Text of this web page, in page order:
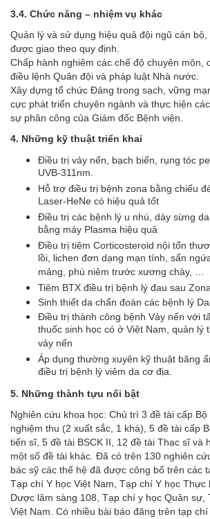
3.4. Chức năng – nhiệm vụ khác
Quản lý và sử dụng hiệu quả đội ngũ cán
được giao theo quy định.
Chấp hành nghiêm các chế độ chuyên môn,
điều lệnh Quân đội và pháp luật Nhà nước.
Xây dựng tổ chức Đảng trong sạch, vững
cực phát triển chuyên ngành và thực hiện
sự phân công của Giám đốc Bệnh viện.
4. Những kỹ thuật triển khai
Điều trị vảy nến, bạch biến, rụng tóc
UVB-311nm.
Hỗ trợ điều trị bệnh zona bằng chiếu
Laser-HeNe có hiệu quả tốt
Điều trị các bệnh lý u nhú, dày sừng
bằng máy Plasma hiệu quả
Điều trị tiêm Corticosteroid nội tổn
lồi, lichen đơn dạng mạn tính, sẩn
mảng, phù niêm trước xương chày, …
Tiêm BTX điều trị bệnh lý đau sau
Sinh thiết da chẩn đoán các bệnh lý
Điều trị thành công bệnh Vảy nến với
thuốc sinh học có ở Việt Nam, quản lý
vảy nến
Áp dụng thường xuyên kỹ thuật băng
điều trị bệnh lý viêm da cơ địa.
5. Những thành tựu nổi bật
Nghiên cứu khoa học: Chủ trì 3 đề tài cấp
nghiệm thu (2 xuất sắc, 1 khá), 5 đề tài cấp
tiến sĩ, 5 đề tài BSCK II, 12 đề tài Thạc sĩ và
một số đề tài khác. Đã có trên 130 nghiên
bác sỹ các thế hệ đã được công bố trên các
Tạp chí Y học Việt Nam, Tạp chí Y học Thực
Dược lâm sàng 108, Tạp chí y học Quân sự,
Việt Nam. Có nhiều bài báo đăng trên tạp